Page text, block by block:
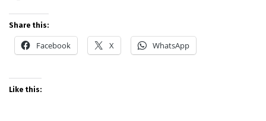
Share this:
Facebook X WhatsApp
Like this: